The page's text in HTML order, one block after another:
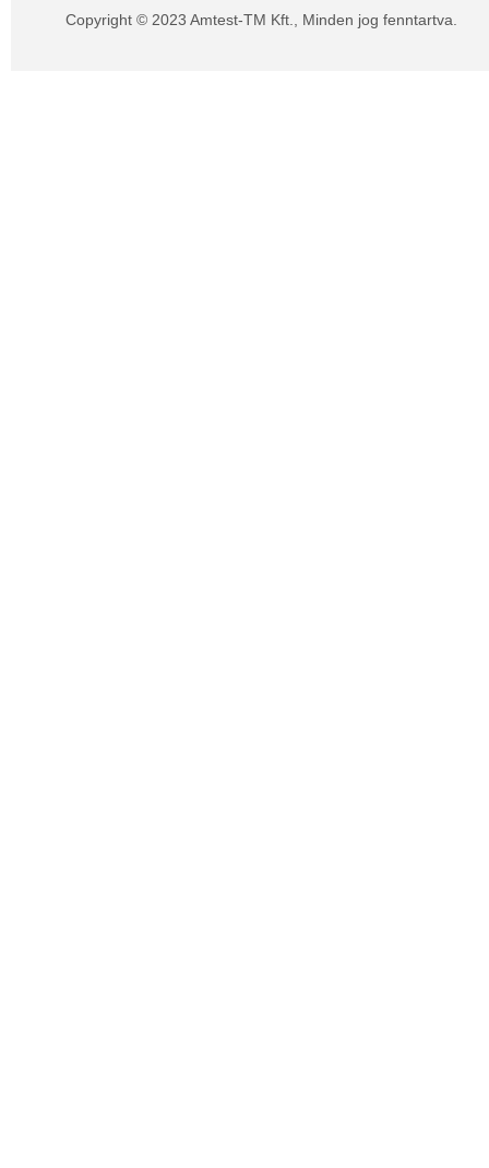
Copyright © 2023 Amtest-TM Kft., Minden jog fenntartva.